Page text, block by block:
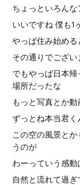
ちょっといろん
いいですね 僕も1
やっぱ住み始め
その通りでござい
でもやっぱ日本
場所だったな
もっと写真とか
ずっとね本当君く
この空の風景と
うのが
わーっていう感
自然と流れて過